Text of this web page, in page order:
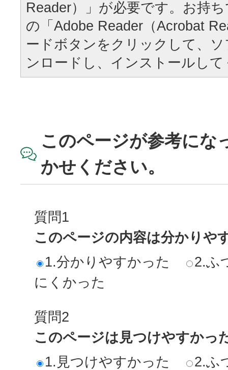
Reader）」が必要です。お持
の「Adobe Reader（Acrobat
ードボタンをクリックして、
ンロードし、インストールし
このページが参考にな
かせください。
質問1
このページの内容は分かりや
1.分かりやすかった
2.ふ
にくかった
質問2
このページは見つけやすかっ
1.見つけやすかった
2.ふ